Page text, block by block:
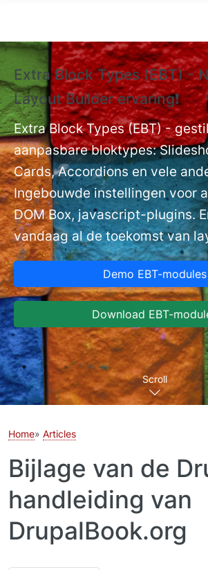
Extra Block Types (EBT) -
Layout Builder ervaring❗
Extra Block Types (EBT) -
aanpasbare bloktypes:
Cards, Accordions en vele
Ingebouwde instellingen voor
DOM Box, javascript-plugins.
vandaag al de toekomst van
Demo EBT-modules
Download EBT-
Scroll
Home Articles
Bijlage van de
handleiding van
DrupalBook.org